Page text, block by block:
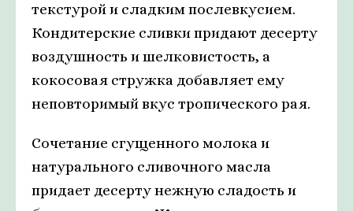
текстурой и сладким послевкусием.
Кондитерские сливки придают десерту
воздушность и шелковистость, а
кокосовая стружка добавляет ему
неповторимый вкус тропического рая.
Сочетание сгущенного молока и
натурального сливочного масла
придает десерту нежную сладость и